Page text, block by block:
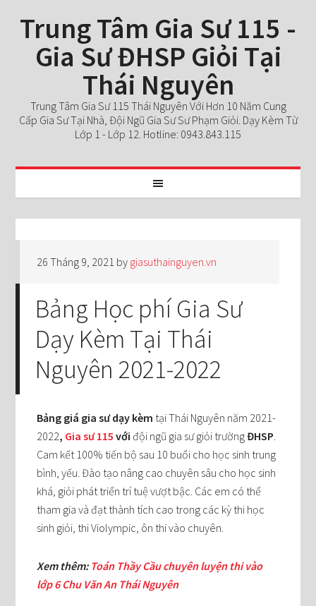
Trung Tâm Gia Sư 115 -
Gia Sư ĐHSP Giỏi Tại
Thái Nguyên
Trung Tâm Gia Sư 115 Thái Nguyên Với Hơn 10 Năm Cung
Cấp Gia Sư Tại Nhà, Đội Ngũ Gia Sư Sư Phạm Giỏi. Dạy Kèm Từ
Lớp 1 - Lớp 12. Hotline: 0943.843.115
26 Tháng 9, 2021 by giasuthainguyen.vn
Bảng Học phí Gia Sư
Dạy Kèm Tại Thái
Nguyên 2021-2022
Bảng giá gia sư dạy kèm tại Thái Nguyên năm 2021-
2022, Gia sư 115 vớiđội ngũ gia sư giỏi trườngĐHSP.
Cam kết 100% tiến bộ sau 10 buổi cho học sinh trung
bình, yếu. Đào tạo nâng cao chuyên sâu cho học sinh
khá, giỏi phát triển trí tuệ vượt bậc. Các em có thể
tham gia và đạt thành tích cao trong các kỳ thi học
sinh giỏi, thi Violympic, ôn thi vào chuyên.
Xem thêm: Toán Thầy Cầu chuyên luyện thi vào
lớp 6 Chu Văn An Thái Nguyên